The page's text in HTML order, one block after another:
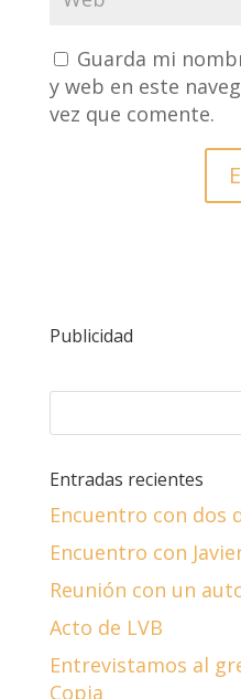
Guarda mi
y web en este
vez que comente.
Publicidad
Entradas recientes
Encuentro con dos
Encuentro con
Reunión con un
Acto de LVB
Entrevistamos al
Copia